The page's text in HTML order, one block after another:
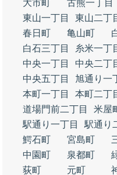
大市町
古熊一丁目
東山一丁目
東山二丁
春日町
亀山町
白石三丁目
糸米一丁
中央一丁目
中央二丁
中央五丁目
旭通り一
本町一丁目
本町二丁
道場門前二丁目
米屋
駅通り一丁目
駅通り
鰐石町
宮島町
中園町
泉都町
荻町
元町